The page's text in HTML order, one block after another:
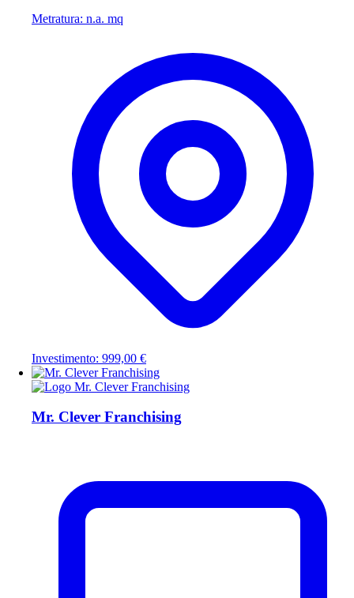
Metratura: n.a. mq
Investimento: 999,00 €
Mr. Clever Franchising